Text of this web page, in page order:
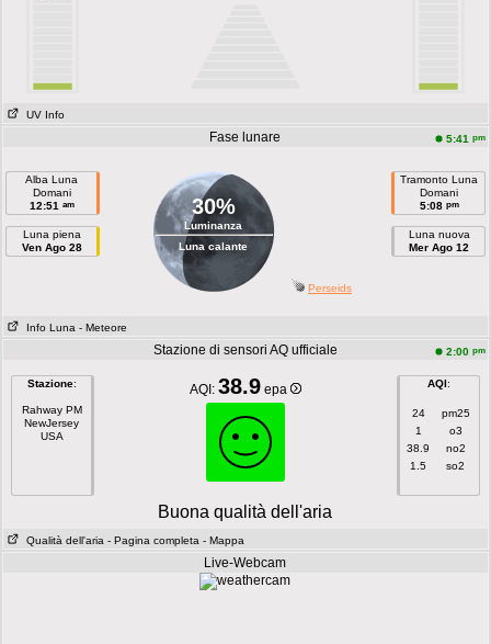
UV Info
Fase lunare 5:41 pm
Alba Luna
Domani
12:51 am
Luna piena
Ven Ago 28
30%
Luminanza
Luna calante
Tramonto Luna
Domani
5:08 pm
Luna nuova
Mer Ago 12
Perseids
Info Luna - Meteore
Stazione di sensori AQ ufficiale 2:00 pm
Stazione:
Rahway PM
NewJersey
USA
AQI: 38.9 epa AQI:
24
pm25
1
o3
38.9
no2
1.5
so2
Buona qualità dell'aria
Qualità dell'aria - Pagina completa - Mappa
Live-Webcam